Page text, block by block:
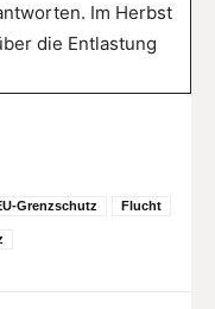
Im Herbst
die Entlastung
Grenzschutz Flucht